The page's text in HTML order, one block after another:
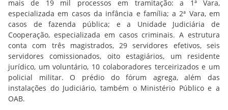
mais de 19 mil processos em tramitação: a 1ª Vara,
especializada em casos da infância e família; a 2ª Vara, em
casos de fazenda pública; e a Unidade Judiciária de
Cooperação, especializada em casos criminais. A estrutura
conta com três magistrados, 29 servidores efetivos, seis
servidores comissionados, oito estagiários, um residente
jurídico, um voluntário, 10 colaboradores terceirizados e um
policial militar. O prédio do fórum agrega, além das
instalações do Judiciário, também o Ministério Público e a
OAB.